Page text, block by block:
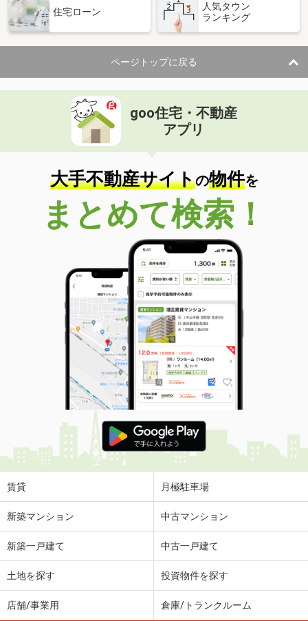
住宅ローン
人気タウン
ランキング
ページトップに戻る
goo住宅・不動産
アプリ
大手不動産サイトの物件を
まとめて検索！
賃貸 月極駐車場
新築マンション 中古マンション
新築一戸建て 中古一戸建て
土地を探す 投資物件を探す
店舗/事業用 倉庫/トランクルーム